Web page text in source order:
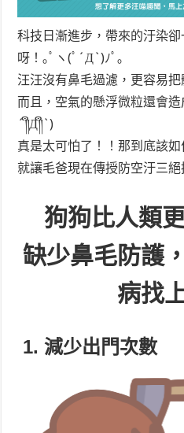
科技日漸進步，帶來的汙染
呀！｡ﾟヽ(ﾟ´Д`)ﾉﾟ｡
汪汪沒有鼻毛過濾，更容易把
而且，空氣的懸浮微粒還會
´༎ຶД༎ຶ`)
真是太可怕了！！那到底該
就讓毛爸現在傳授防空汙三
狗狗比人類
缺少鼻毛防護
病找
1. 減少出門次數